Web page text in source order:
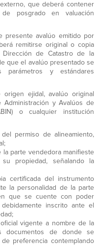
que deberá contener
posgrado en valuación
presente avalúo emitido por
remitirse original o copia
de Catastro de la
que el avalúo presentado se
y estándares
ejidal, avalúo original
y Avalúos de
o cualquier institución
permiso de alineamiento,
parte vendedora manifieste
propiedad, señalando la
certificada del instrumento
la personalidad de la parte
que se cuente con poder
inscrito ante el
vigente a nombre de la
documentos de donde se
preferencia contemplando